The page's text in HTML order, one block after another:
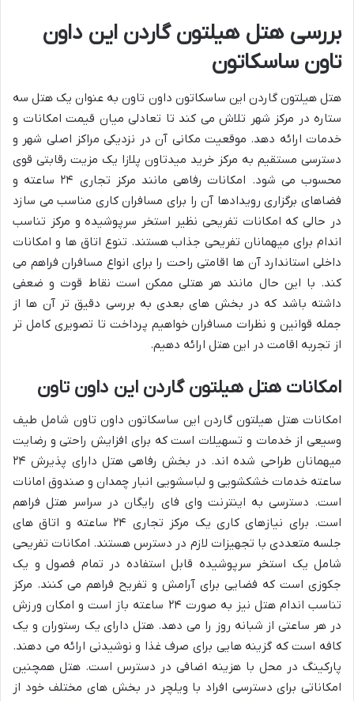
بررسی هتل هیلتون گاردن این داون
تاون ساسکاتون
هتل هیلتون گاردن این ساسکاتون داون تاون به عنوان یک هتل سه
ستاره در مرکز شهر تلاش می کند تا تعادلی میان قیمت امکانات و
خدمات ارائه دهد. موقعیت مکانی آن در نزدیکی مراکز اصلی شهر و
دسترسی مستقیم به مرکز خرید میدتاون پلازا یک مزیت رقابتی قوی
محسوب می شود. امکانات رفاهی مانند مرکز تجاری ۲۴ ساعته و
فضاهای برگزاری رویدادها آن را برای مسافران کاری مناسب می سازد
در حالی که امکانات تفریحی نظیر استخر سرپوشیده و مرکز تناسب
اندام برای میهمانان تفریحی جذاب هستند. تنوع اتاق ها و امکانات
داخلی استاندارد آن ها اقامتی راحت را برای انواع مسافران فراهم می
کند. با این حال مانند هر هتلی ممکن است نقاط قوت و ضعفی
داشته باشد که در بخش های بعدی به بررسی دقیق تر آن ها از
جمله قوانین و نظرات مسافران خواهیم پرداخت تا تصویری کامل تر
از تجربه اقامت در این هتل ارائه دهیم.
امکانات هتل هیلتون گاردن این داون تاون
امکانات هتل هیلتون گاردن این ساسکاتون داون تاون شامل طیف
وسیعی از خدمات و تسهیلات است که برای افزایش راحتی و رضایت
میهمانان طراحی شده اند. در بخش رفاهی هتل دارای پذیرش ۲۴
ساعته خدمات خشکشویی و لباسشویی انبار چمدان و صندوق امانات
است. دسترسی به اینترنت وای فای رایگان در سراسر هتل فراهم
است. برای نیازهای کاری یک مرکز تجاری ۲۴ ساعته و اتاق های
جلسه متعددی با تجهیزات لازم در دسترس هستند. امکانات تفریحی
شامل یک استخر سرپوشیده قابل استفاده در تمام فصول و یک
جکوزی است که فضایی برای آرامش و تفریح فراهم می کنند. مرکز
تناسب اندام هتل نیز به صورت ۲۴ ساعته باز است و امکان ورزش
در هر ساعتی از شبانه روز را می دهد. هتل دارای یک رستوران و یک
کافه است که گزینه هایی برای صرف غذا و نوشیدنی ارائه می دهند.
پارکینگ در محل با هزینه اضافی در دسترس است. هتل همچنین
امکاناتی برای دسترسی افراد با ویلچر در بخش های مختلف خود از